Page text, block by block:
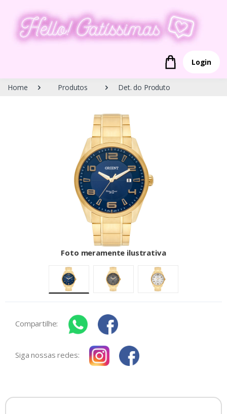
Login
Home Produtos Det. do Produto
Foto meramente ilustrativa
Compartilhe:
Siga nossas redes: